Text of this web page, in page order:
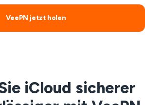
VeePN jetzt holen
iCloud sicherer